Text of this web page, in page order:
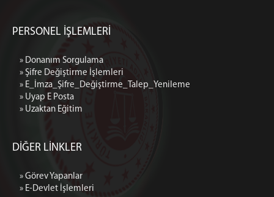
DAHİLİ İÇ HATLAR
PERSONEL İŞLEMLERİ
» Donanım Sorgulama
» Şifre Değiştirme İşlemleri
» E_İmza_Şifre_Değiştirme_Talep_Yenileme
» Uyap E Posta
» Uzaktan Eğitim
DİĞER LİNKLER
» Görev Yapanlar
» E-Devlet İşlemleri